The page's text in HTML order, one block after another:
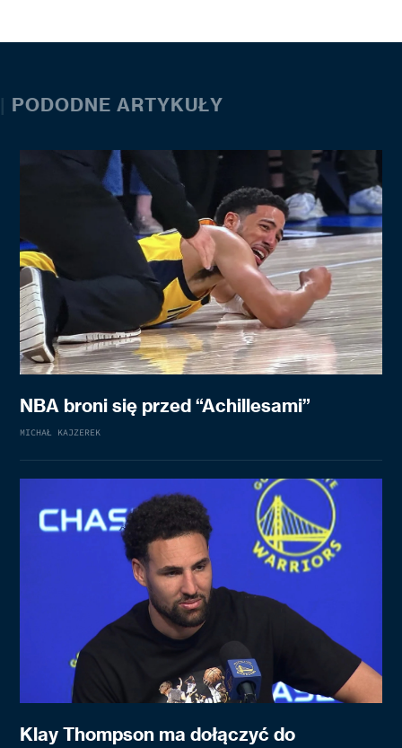
| PODODNE ARTYKUŁY
NBA broni się przed “Achillesami”
MICHAŁ KAJZEREK
Klay Thompson ma dołączyć do